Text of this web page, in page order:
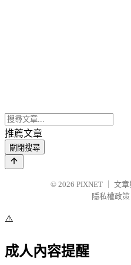
推薦文章
關閉搜尋
© 2026 PIXNET
文章
隱私權政策
⚠️
成人內容提醒